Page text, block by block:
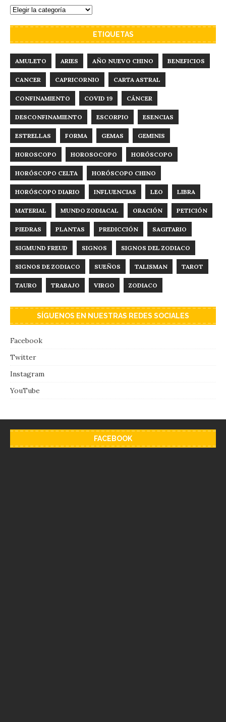
ETIQUETAS
AMULETO ARIES AÑO NUEVO CHINO BENEFICIOS
CANCER CAPRICORNIO CARTA ASTRAL
CONFINAMIENTO COVID 19 CÁNCER
DESCONFINAMIENTO ESCORPIO ESENCIAS
ESTRELLAS FORMA GEMAS GEMINIS
HOROSCOPO HOROSOCOPO HORÓSCOPO
HORÓSCOPO CELTA HORÓSCOPO CHINO
HORÓSCOPO DIARIO INFLUENCIAS LEO LIBRA
MATERIAL MUNDO ZODIACAL ORACIÓN PETICIÓN
PIEDRAS PLANTAS PREDICCIÓN SAGITARIO
SIGMUND FREUD SIGNOS SIGNOS DEL ZODIACO
SIGNOS DE ZODIACO SUEÑOS TALISMAN TAROT
TAURO TRABAJO VIRGO ZODIACO
SÍGUENOS EN NUESTRAS REDES SOCIALES
Facebook
Twitter
Instagram
YouTube
FACEBOOK